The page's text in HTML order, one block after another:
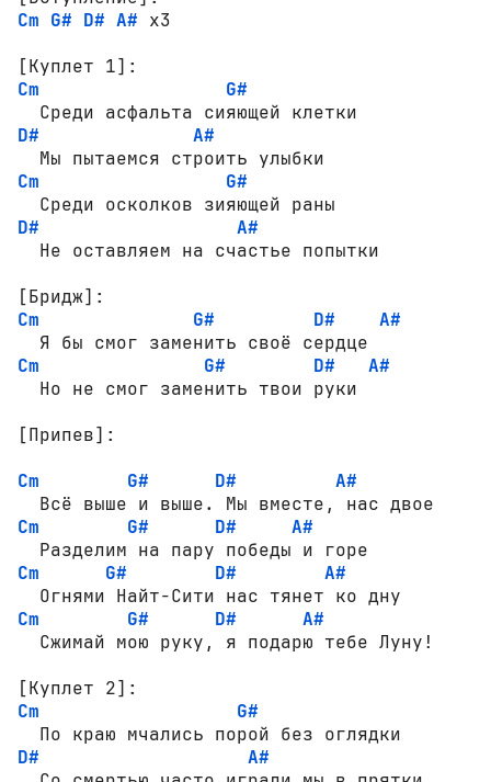
Cm G# D# A# x3
[Куплет 1]:
Cm
G#
D#
A#
Cm
G#
D#
A#
  Не оставляем на счастье попытки
[Бридж]:
Cm
G# D#
A#
Cm
G# D#
A#
  Но не смог заменить твои руки
[Припев]:
Cm
G# D#
A#
Cm
G# D#
A#
Cm
G# D#
A#
Cm
G# D#
A#
[Куплет 2]:
Cm
G#
D#
A#